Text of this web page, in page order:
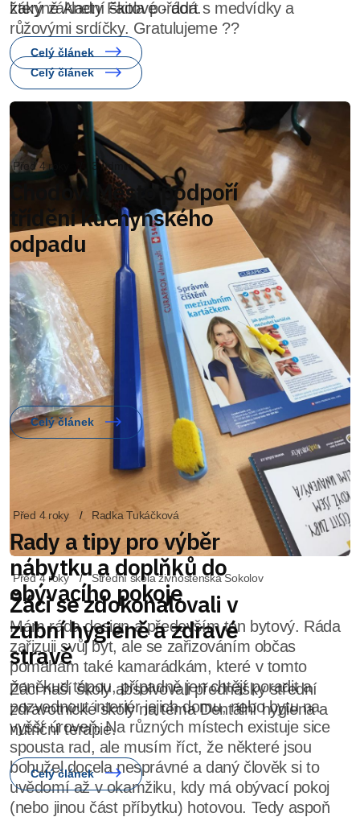
který základní škola pořádá.
Celý článek
Před 4 roky Střední škola živnostenská Sokolov
Žáci se zdokonalovali v
zubní hygieně a zdravé
stravě
Žáci naší školy absolvovali přednášky střední
zdravotnické skoly na téma Dentální hygiena a
nutriční terapie.
Celý článek